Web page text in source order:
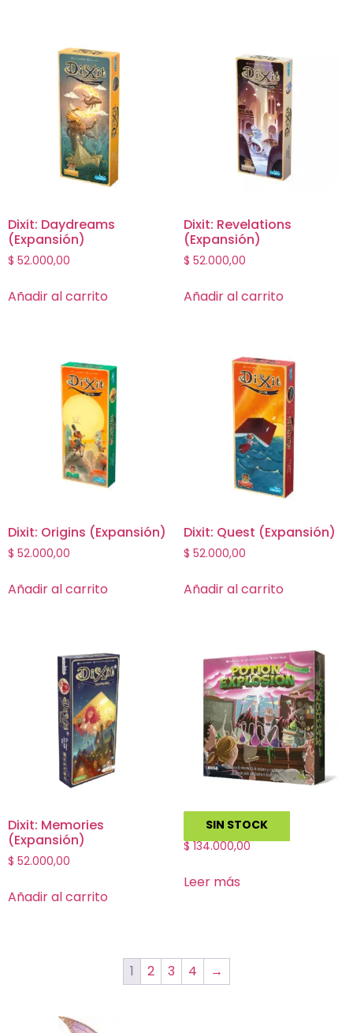
Dixit: Daydreams
(Expansión)
$ 52.000,00
Añadir al carrito
Dixit: Revelations
(Expansión)
$ 52.000,00
Añadir al carrito
Dixit: Origins (Expansión)
$ 52.000,00
Añadir al carrito
Dixit: Quest (Expansión)
$ 52.000,00
Añadir al carrito
Dixit: Memories
(Expansión)
$ 52.000,00
Añadir al carrito
SIN STOCK
Potion Explosion
$ 134.000,00
Leer más
1 2 3 4 →